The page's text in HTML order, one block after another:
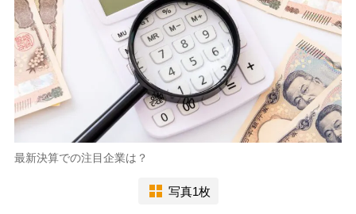
最新決算での注目企業は？
写真1枚